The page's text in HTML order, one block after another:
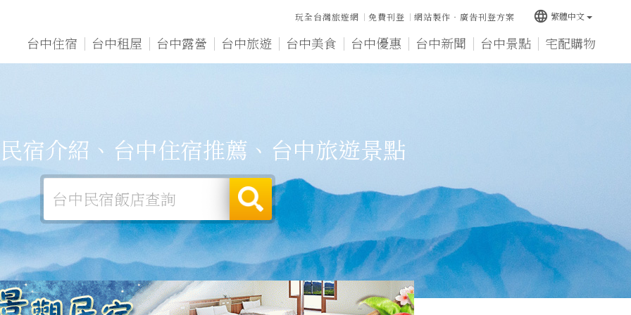
台中住宿 台中租屋 台中露營 台中旅遊 台中美食 台中優惠 台中新聞 台中景點 宅配購物
玩全台灣旅遊網 免費刊登 網站製作‧廣告刊登方案 language 繁體中文
宿介紹、台中住宿推薦、台中旅遊景點